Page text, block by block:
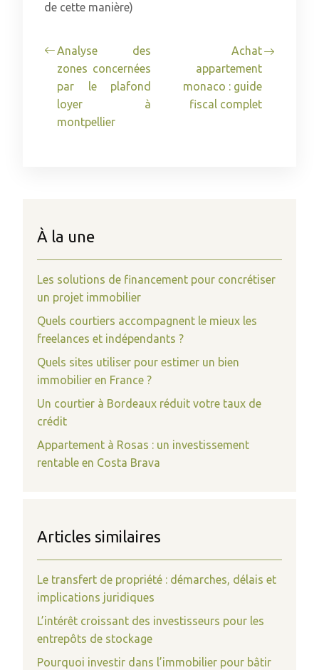
de cette manière)
Analyse des
zones concernées
par le plafond
loyer à
montpellier
Achat
appartement
monaco : guide
fiscal complet
À la une
Les solutions de financement pour concrétiser
un projet immobilier
Quels courtiers accompagnent le mieux les
freelances et indépendants ?
Quels sites utiliser pour estimer un bien
immobilier en France ?
Un courtier à Bordeaux réduit votre taux de
crédit
Appartement à Rosas : un investissement
rentable en Costa Brava
Articles similaires
Le transfert de propriété : démarches, délais et
implications juridiques
L’intérêt croissant des investisseurs pour les
entrepôts de stockage
Pourquoi investir dans l’immobilier pour bâtir